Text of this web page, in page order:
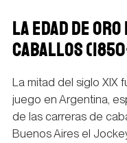
LA EDAD DE
CABALLOS
La mitad del siglo XIX
juego en Argentina,
de las carreras de
Buenos Aires el